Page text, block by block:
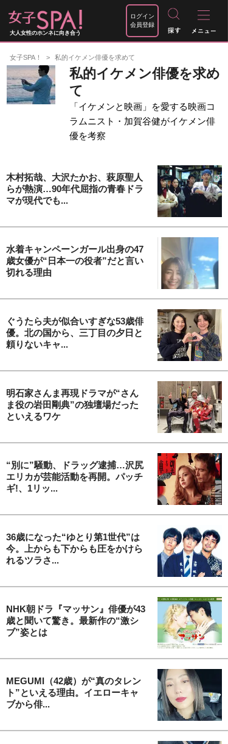
大人女性のホンネに向き合う
ログイン
会員登録
女子SPA！ 私的イケメン俳優を求めて
私的イケメン俳優を求め
て
「イケメンと映画」を愛する映画コ
ラムニスト・加賀谷健がイケメン俳
優を考察
木村拓哉、大沢たかお、萩原聖人
らが熱演…90年代屈指の青春ドラ
マが現代でも...
水着キャンペーンガール出身の47
歳女優が“日本一の役者”だと言い
切れる理由
ぐうたら夫が似合いすぎな53歳俳
優。北の国から、三丁目の夕日と
頼りないキャ...
明石家さんま再現ドラマが“さん
ま役の岩田剛典”の独壇場だった
といえるワケ
“別に”騒動、ドラッグ逮捕…沢尻
エリカが芸能活動を再開。パッチ
ギ!、1リッ...
36歳になった“ゆとり第1世代”は
今。上からも下からも圧をかけら
れるツラさ...
NHK朝ドラ『マッサン』俳優が43
歳と聞いて驚き。最新作の“激シ
ブ”姿とは
MEGUMI（42歳）が“真のタレン
ト”といえる理由。イエローキャ
ブから俳...